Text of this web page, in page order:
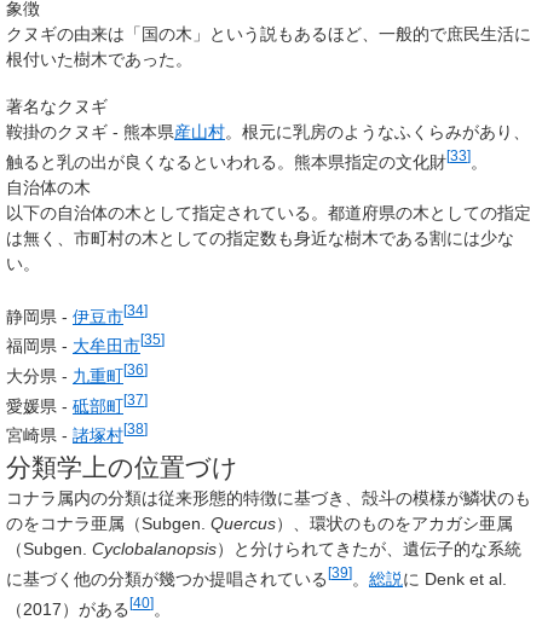
象徴
クヌギの由来は「国の木」という説もあるほど、一般的で庶民生活に
根付いた樹木であった。
著名なクヌギ
鞍掛のクヌギ - 熊本県産山村。根元に乳房のようなふくらみがあり、
触ると乳の出が良くなるといわれる。熊本県指定の文化財[33] 。
自治体の木
以下の自治体の木として指定されている。都道府県の木としての指定
は無く、市町村の木としての指定数も身近な樹木である割には少な
い。
静岡県 - 伊豆市[34]
福岡県 - 大牟田市[35]
大分県 - 九重町[36]
愛媛県 - 砥部町[37]
宮崎県 - 諸塚村[38]
分類学上の位置づけ
コナラ属内の分類は従来形態的特徴に基づき、殻斗の模様が鱗状のも
のをコナラ亜属（Subgen. Quercus）、環状のものをアカガシ亜属
（Subgen. Cyclobalanopsis）と分けられてきたが、遺伝子的な系統
に基づく他の分類が幾つか提唱されている[39]。 総説に Denk et al.
（2017）がある[40]